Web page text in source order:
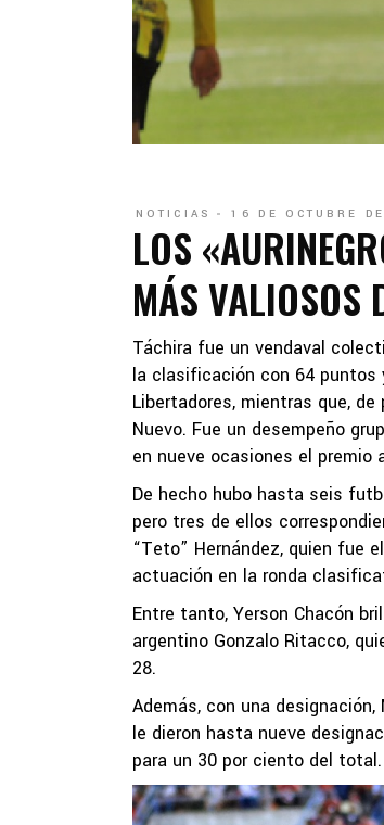
NOTICIAS 16 DE OCTUBRE
LOS
MÁS VALIOSOS
Táchira fue un vendaval
la clasificación con 64 puntos
Libertadores, mientras que,
Nuevo. Fue un desempeño
en nueve ocasiones el premio
De hecho hubo hasta seis
pero tres de ellos
“Teto” Hernández, quien fue
actuación en la ronda
Entre tanto, Yerson Chacón
argentino Gonzalo Ritacco,
28.
Además, con una
le dieron hasta nueve
para un 30 por ciento del total.